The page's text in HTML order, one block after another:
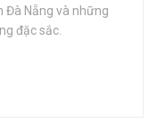
Đà Nẵng và những
đặc sắc.